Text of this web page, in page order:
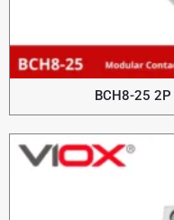
BCH8-25